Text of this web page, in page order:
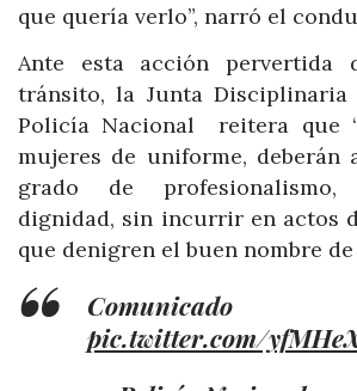
que quería verlo”, narró el
Ante esta acción pervertida
tránsito, la Junta
Policía Nacional reitera que
mujeres de uniforme, deberán
grado de
dignidad, sin incurrir en actos
que denigren el buen nombre
Comunicado
pic.twitter.com/